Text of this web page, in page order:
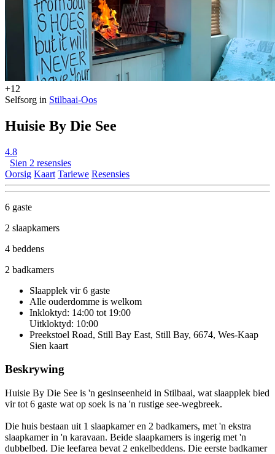
+12
Selfsorg in Stilbaai-Oos
Huisie By Die See
4.8
Sien 2 resensies
Oorsig Kaart Tariewe Resensies
6 gaste
2 slaapkamers
4 beddens
2 badkamers
Slaapplek vir 6 gaste
Alle ouderdomme is welkom
Inkloktyd: 14:00 tot 19:00
Uitkloktyd: 10:00
Preekstoel Road, Still Bay East, Still Bay, 6674, Wes-Kaap
Sien kaart
Beskrywing
Huisie By Die See is 'n gesinseenheid in Stilbaai, wat slaapplek bied
vir tot 6 gaste wat op soek is na 'n rustige see-wegbreek.
Die huis bestaan uit 1 slaapkamer en 2 badkamers, met 'n ekstra
slaapkamer in 'n karavaan. Beide slaapkamers is ingerig met 'n
dubbelbed. Die leefarea bevat 2 enkelbeddens. Die eerste badkamer